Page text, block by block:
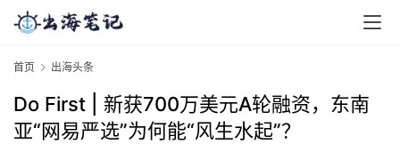
首页 出海头条
Do First | 新获700万美元A轮融资，东南
亚“网易严选”为何能“风生水起”？